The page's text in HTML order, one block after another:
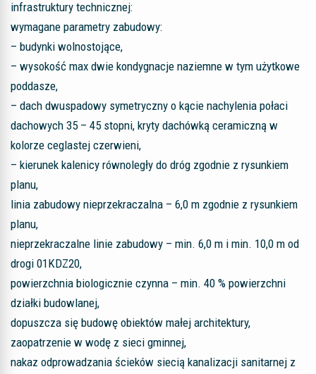
infrastruktury technicznej:
wymagane parametry zabudowy:
– budynki wolnostojące,
– wysokość max dwie kondygnacje naziemne w tym użytkowe
poddasze,
– dach dwuspadowy symetryczny o kącie nachylenia połaci
dachowych 35 – 45 stopni, kryty dachówką ceramiczną w
kolorze ceglastej czerwieni,
– kierunek kalenicy równoległy do dróg zgodnie z rysunkiem
planu,
linia zabudowy nieprzekraczalna – 6,0 m zgodnie z rysunkiem
planu,
nieprzekraczalne linie zabudowy – min. 6,0 m i min. 10,0 m od
drogi 01KDZ20,
powierzchnia biologicznie czynna – min. 40 % powierzchni
działki budowlanej,
dopuszcza się budowę obiektów małej architektury,
zaopatrzenie w wodę z sieci gminnej,
nakaz odprowadzania ścieków siecią kanalizacji sanitarnej z